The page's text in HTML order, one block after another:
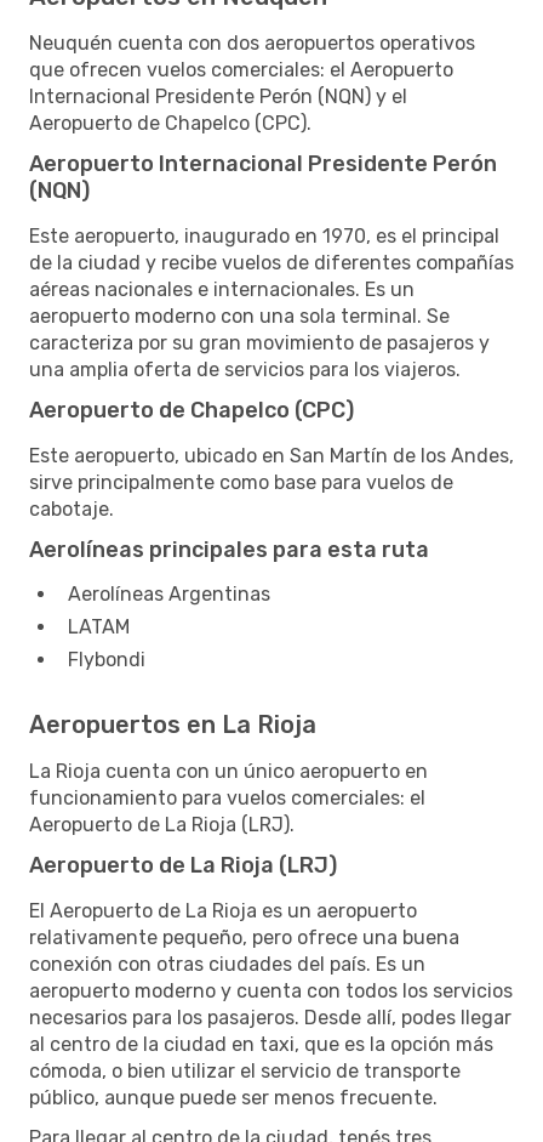
Neuquén cuenta con dos aeropuertos operativos
que ofrecen vuelos comerciales: el Aeropuerto
Internacional Presidente Perón (NQN) y el
Aeropuerto de Chapelco (CPC).
Aeropuerto Internacional Presidente Perón
(NQN)
Este aeropuerto, inaugurado en 1970, es el principal
de la ciudad y recibe vuelos de diferentes compañías
aéreas nacionales e internacionales. Es un
aeropuerto moderno con una sola terminal. Se
caracteriza por su gran movimiento de pasajeros y
una amplia oferta de servicios para los viajeros.
Aeropuerto de Chapelco (CPC)
Este aeropuerto, ubicado en San Martín de los Andes,
sirve principalmente como base para vuelos de
cabotaje.
Aerolíneas principales para esta ruta
Aerolíneas Argentinas
LATAM
Flybondi
Aeropuertos en La Rioja
La Rioja cuenta con un único aeropuerto en
funcionamiento para vuelos comerciales: el
Aeropuerto de La Rioja (LRJ).
Aeropuerto de La Rioja (LRJ)
El Aeropuerto de La Rioja es un aeropuerto
relativamente pequeño, pero ofrece una buena
conexión con otras ciudades del país. Es un
aeropuerto moderno y cuenta con todos los servicios
necesarios para los pasajeros. Desde allí, podes llegar
al centro de la ciudad en taxi, que es la opción más
cómoda, o bien utilizar el servicio de transporte
público, aunque puede ser menos frecuente.